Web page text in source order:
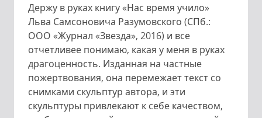
Держу в руках книгу «Нас время учило»
Льва Самсоновича Разумовского (СПб.:
ООО «Журнал «Звезда», 2016) и все
отчетливее понимаю, какая у меня в руках
драгоценность. Изданная на частные
пожертвования, она перемежает текст со
снимками скульптур автора, и эти
скульптуры привлекают к себе качеством,